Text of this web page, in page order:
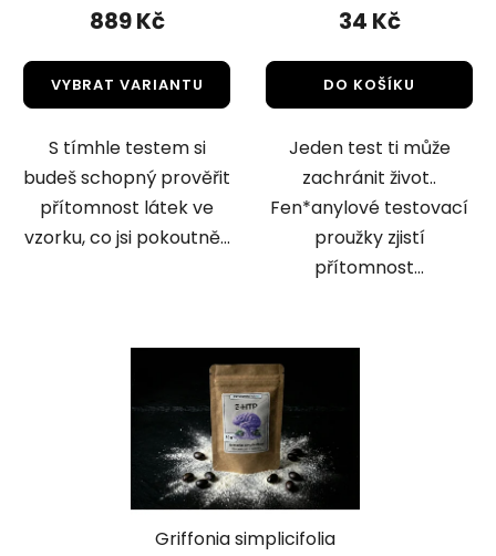
889 Kč
VYBRAT VARIANTU
S tímhle testem si
budeš schopný prověřit
přítomnost látek ve
vzorku, co jsi pokoutně...
produktu
5,0
hvězdiček.
34 Kč
DO KOŠÍKU
Jeden test ti může
zachránit život..
Fen*anylové testovací
proužky zjistí
přítomnost...
Griffonia simplicifolia